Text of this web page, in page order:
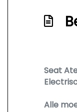
Seat
Alle